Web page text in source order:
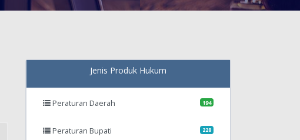
Jenis Produk Hukum
Peraturan Daerah 194
Peraturan Bupati 228